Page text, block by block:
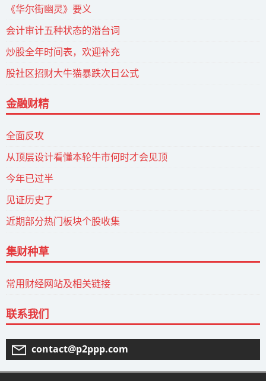
《华尔街幽灵》要义
会计审计五种状态的潜台词
炒股全年时间表，欢迎补充
股社区招财大牛猫暴跌次日公式
金融财精
全面反攻
从顶层设计看懂本轮牛市何时才会见顶
今年已过半
见证历史了
近期部分热门板块个股收集
集财种草
常用财经网站及相关链接
联系我们
contact@p2ppp.com